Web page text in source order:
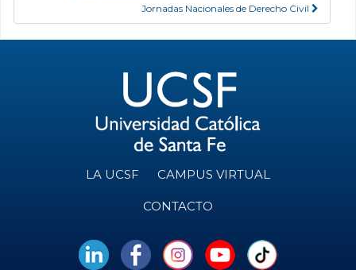
Jornadas Nacionales de Derecho Civil
LA UCSF CAMPUS VIRTUAL
CONTACTO